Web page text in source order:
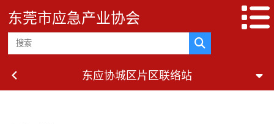
东莞市应急产业协会
东应协城区片区联络站